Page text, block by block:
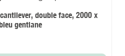
double face, 2000 x
gentiane